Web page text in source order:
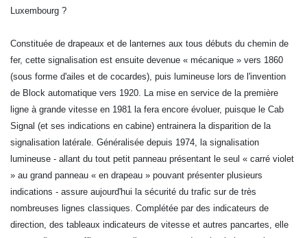
Luxembourg ?
Constituée de drapeaux et de lanternes aux tous débuts du chemin de
fer, cette signalisation est ensuite devenue « mécanique » vers 1860
(sous forme d'ailes et de cocardes), puis lumineuse lors de l'invention
de Block automatique vers 1920. La mise en service de la première
ligne à grande vitesse en 1981 la fera encore évoluer, puisque le Cab
Signal (et ses indications en cabine) entrainera la disparition de la
signalisation latérale. Généralisée depuis 1974, la signalisation
lumineuse - allant du tout petit panneau présentant le seul « carré violet
» au grand panneau « en drapeau » pouvant présenter plusieurs
indications - assure aujourd'hui la sécurité du trafic sur de très
nombreuses lignes classiques. Complétée par des indicateurs de
direction, des tableaux indicateurs de vitesse et autres pancartes, elle